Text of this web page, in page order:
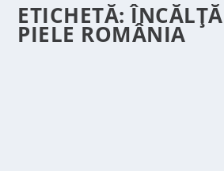
ETICHETĂ:
PIELE ROMÂNIA